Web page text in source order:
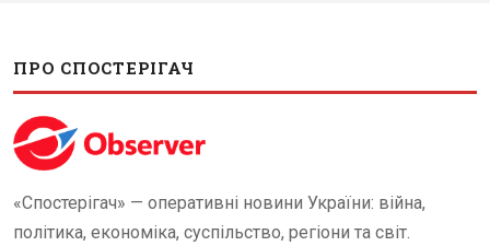
ПРО СПОСТЕРІГАЧ
«Спостерігач» — оперативні новини України: війна,
політика, економіка, суспільство, регіони та світ.